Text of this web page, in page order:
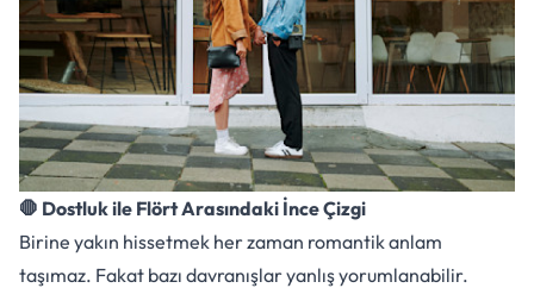
🛑 Dostluk ile Flört Arasındaki İnce Çizgi
Birine yakın hissetmek her zaman romantik anlam
taşımaz. Fakat bazı davranışlar yanlış yorumlanabilir.